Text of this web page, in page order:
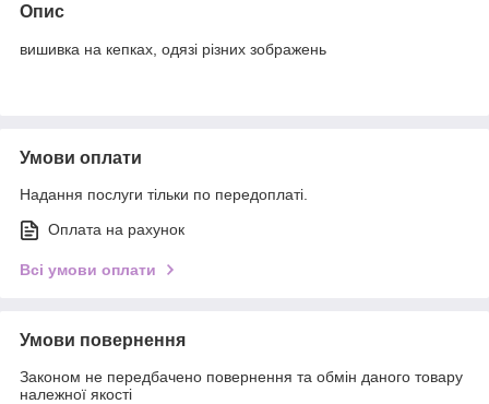
Опис
вишивка на кепках, одязі різних зображень
Умови оплати
Надання послуги тільки по передоплаті.
Оплата на рахунок
Всі умови оплати
Умови повернення
Законом не передбачено повернення та обмін даного товару
належної якості